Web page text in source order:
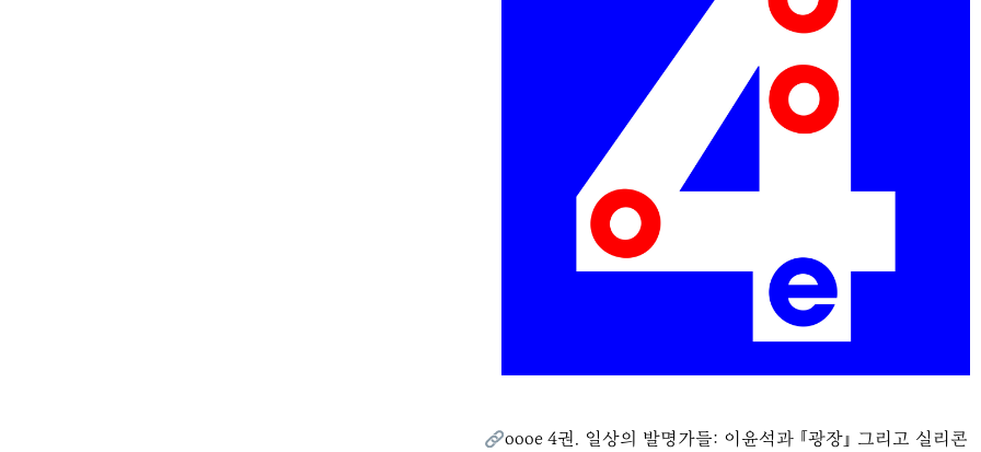
oooe 4권. 일상의 발명가들: 이윤석과 『광장』 그리고 실리콘